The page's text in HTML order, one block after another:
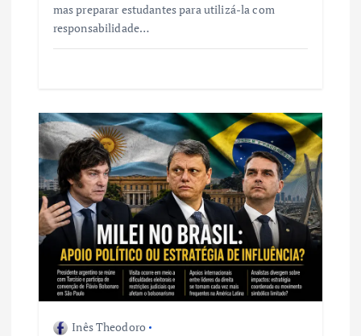
mas preparar estudantes para utilizá-la com
responsabilidade…
Inês Theodoro